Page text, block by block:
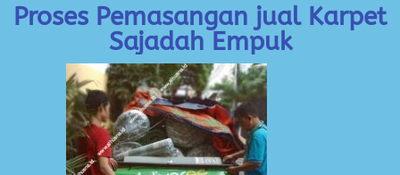
Proses Pemasangan jual Karpet
Sajadah Empuk